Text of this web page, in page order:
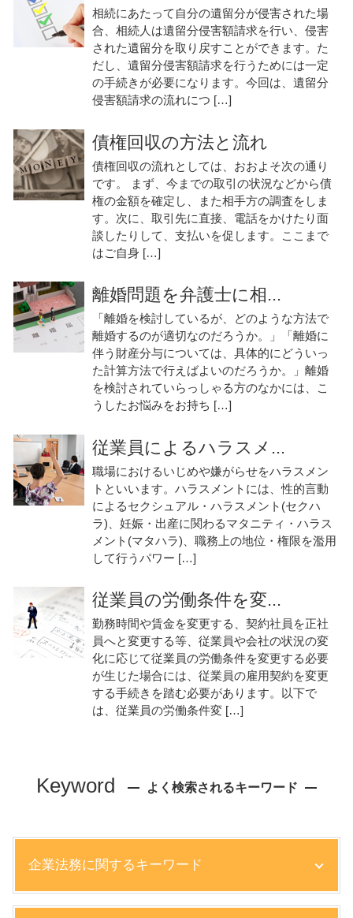
相続にあたって自分の遺留分が侵害された場
合、相続人は遺留分侵害額請求を行い、侵害
された遺留分を取り戻すことができます。た
だし、遺留分侵害額請求を行うためには一定
の手続きが必要になります。今回は、遺留分
侵害額請求の流れにつ […]
債権回収の方法と流れ
債権回収の流れとしては、おおよそ次の通り
です。 まず、今までの取引の状況などから債
権の金額を確定し、また相手方の調査をしま
す。次に、取引先に直接、電話をかけたり面
談したりして、支払いを促します。ここまで
はご自身 […]
離婚問題を弁護士に相...
「離婚を検討しているが、どのような方法で
離婚するのが適切なのだろうか。」「離婚に
伴う財産分与については、具体的にどういっ
た計算方法で行えばよいのだろうか。」離婚
を検討されていらっしゃる方のなかには、こ
うしたお悩みをお持ち […]
従業員によるハラスメ...
職場におけるいじめや嫌がらせをハラスメン
トといいます。ハラスメントには、性的言動
によるセクシュアル・ハラスメント(セクハ
ラ)、妊娠・出産に関わるマタニティ・ハラス
メント(マタハラ)、職務上の地位・権限を濫用
して行うパワー […]
従業員の労働条件を変...
勤務時間や賃金を変更する、契約社員を正社
員へと変更する等、従業員や会社の状況の変
化に応じて従業員の労働条件を変更する必要
が生じた場合には、従業員の雇用契約を変更
する手続きを踏む必要があります。以下で
は、従業員の労働条件変 […]
Keyword よく検索されるキーワード
企業法務に関するキーワード